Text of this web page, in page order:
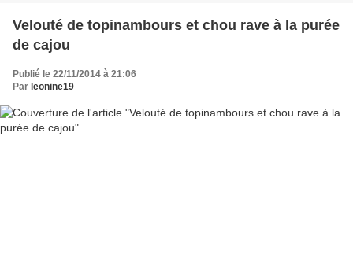
Velouté de topinambours et chou rave à la purée
de cajou
Publié le 22/11/2014 à 21:06
Par leonine19